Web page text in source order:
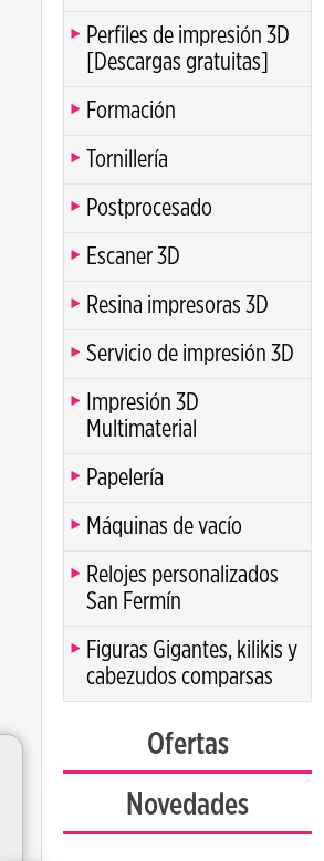
Perfiles de impresión 3D
[Descargas gratuitas]
Formación
Tornillería
Postprocesado
Escaner 3D
Resina impresoras 3D
Servicio de impresión 3D
Impresión 3D
Multimaterial
Papelería
Máquinas de vacío
Relojes personalizados
San Fermín
Figuras Gigantes, kilikis y
cabezudos comparsas
Ofertas
Novedades
Bobina filamento SMARTFIL
23.90